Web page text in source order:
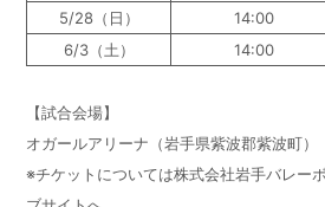
5/28（日）
14:00
6/3（土）
14:00
【試合会場】
オガールアリーナ（岩手県紫波郡紫波町）
※チケットについては株式会社岩手バレー